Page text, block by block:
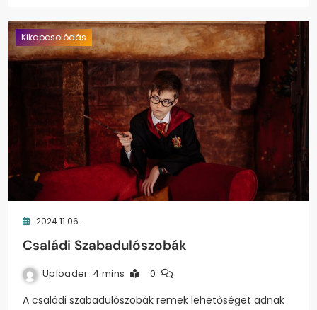
Kikapcsolódás
2024.11.06.
Családi Szabadulószobák
Uploader 4 mins 0
A családi szabadulószobák remek lehetőséget adnak